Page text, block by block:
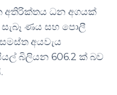
අතිරික්තය ධන අගයක්
සැබෑ ණය සහ පොලී
අයවැය
බිලියන 606.2 ක් බව